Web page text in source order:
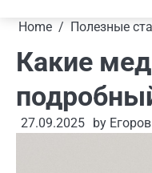
Home Полезные
Какие
27.09.2025 by Егоров